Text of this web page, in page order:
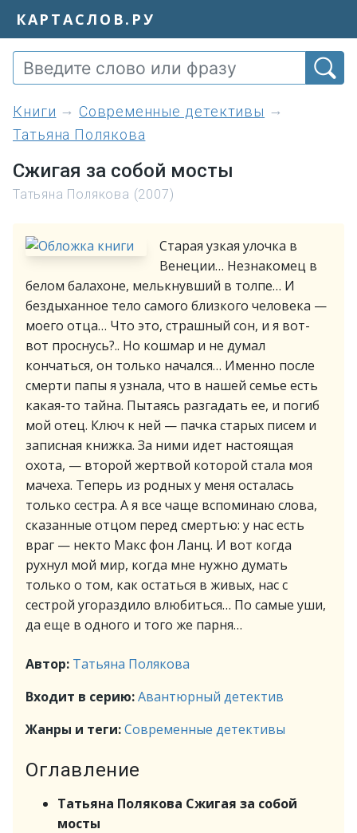
КАРТАСЛОВ.РУ
книги
Современные детективы
Татьяна Полякова
Сжигая за собой мосты
Татьяна Полякова (2007)
Старая узкая улочка в
Венеции… Незнакомец в
белом балахоне, мелькнувший в толпе… И
бездыханное тело самого близкого человека —
моего отца… Что это, страшный сон, и я вот-
вот проснусь?.. Но кошмар и не думал
кончаться, он только начался… Именно после
смерти папы я узнала, что в нашей семье есть
какая-то тайна. Пытаясь разгадать ее, и погиб
мой отец. Ключ к ней — пачка старых писем и
записная книжка. За ними идет настоящая
охота, — второй жертвой которой стала моя
мачеха. Теперь из родных у меня осталась
только сестра. А я все чаще вспоминаю слова,
сказанные отцом перед смертью: у нас есть
враг — некто Макс фон Ланц. И вот когда
рухнул мой мир, когда мне нужно думать
только о том, как остаться в живых, нас с
сестрой угораздило влюбиться… По самые уши,
да еще в одного и того же парня…
Автор: Татьяна Полякова
Входит в серию:Авантюрный детектив
Жанры и теги:Современные детективы
Оглавление
Татьяна Полякова Сжигая за собой
мосты